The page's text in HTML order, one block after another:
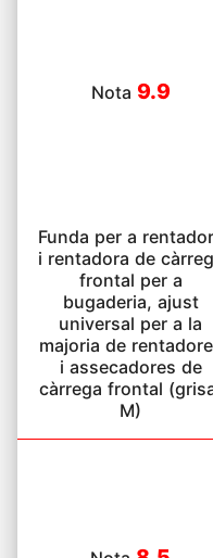
Nota 9.9
Funda per a
i rentadora de
frontal per a
bugaderia, ajust
universal per a la
majoria de
i assecadores de
càrrega frontal
M)